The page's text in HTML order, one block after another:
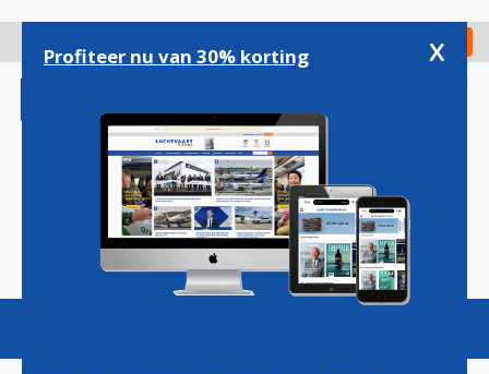
gaan
Check in
Magazine Podcasts Vacatures
Profiteer nu van 30% korting x